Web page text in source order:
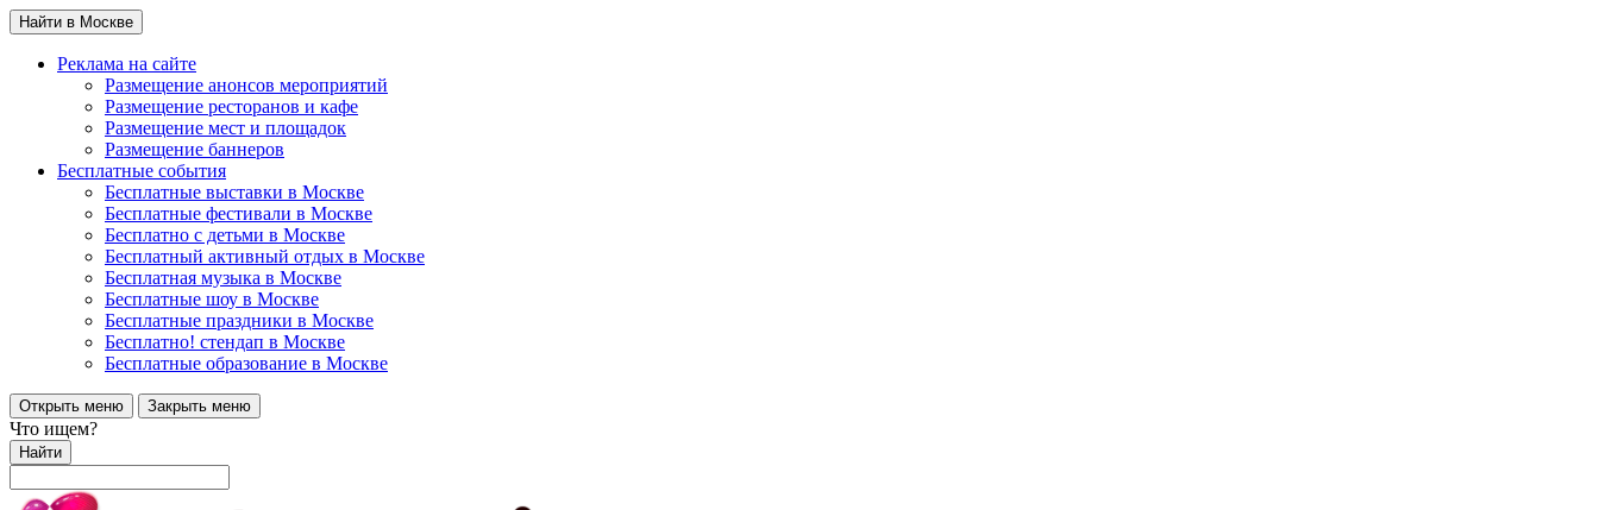
Найти в Москве
Реклама на сайте
Размещение анонсов мероприятий
Размещение ресторанов и кафе
Размещение мест и площадок
Размещение баннеров
Бесплатные события
Бесплатные выставки в Москве
Бесплатные фестивали в Москве
Бесплатно с детьми в Москве
Бесплатный активный отдых в Москве
Бесплатная музыка в Москве
Бесплатные шоу в Москве
Бесплатные праздники в Москве
Бесплатно! стендап в Москве
Бесплатные образование в Москве
Открыть меню Закрыть меню
Что ищем?
Найти